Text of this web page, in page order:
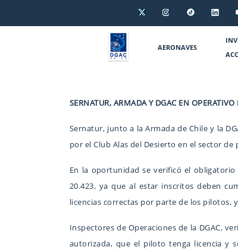
AERONAVES
SERNATUR, ARMADA Y DGAC EN
Sernatur, junto a la Armada de Chile y la
por el Club Alas del Desierto en el sector
En la oportunidad se verificó el
20.423, ya que al estar inscritos deben
licencias correctas por parte de los pilotos,
Inspectores de Operaciones de la DGAC,
autorizada, que el piloto tenga licencia y